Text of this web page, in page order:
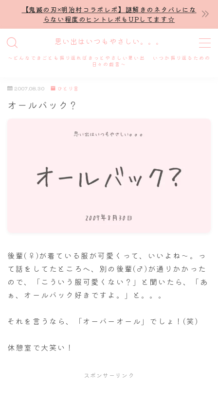
【鬼滅の刃×明治村コラボレポ】謎解きのネタバレにな
らない程度のヒントレポもUPしてます☆
思い出はいつもやさしい。。。
～どんなできごとも振り返ればきっとやさしい思い出 いつか振り返るための
日々の戯言～
MENU
プロフィール
舞台・ライブ
2007.08.30 ひとり言
オールバック？
後輩(♀)が着ている服が可愛くって、いいよね～。っ
て話をしてたところへ、別の後輩(♂)が通りかかった
ので、「こういう服可愛くない？」と聞いたら、「あ
ぁ、オールバック好きですよ。」と。。。
それを言うなら、「オーバーオール」でしょ！(笑)
休憩室で大笑い！
スポンサーリンク